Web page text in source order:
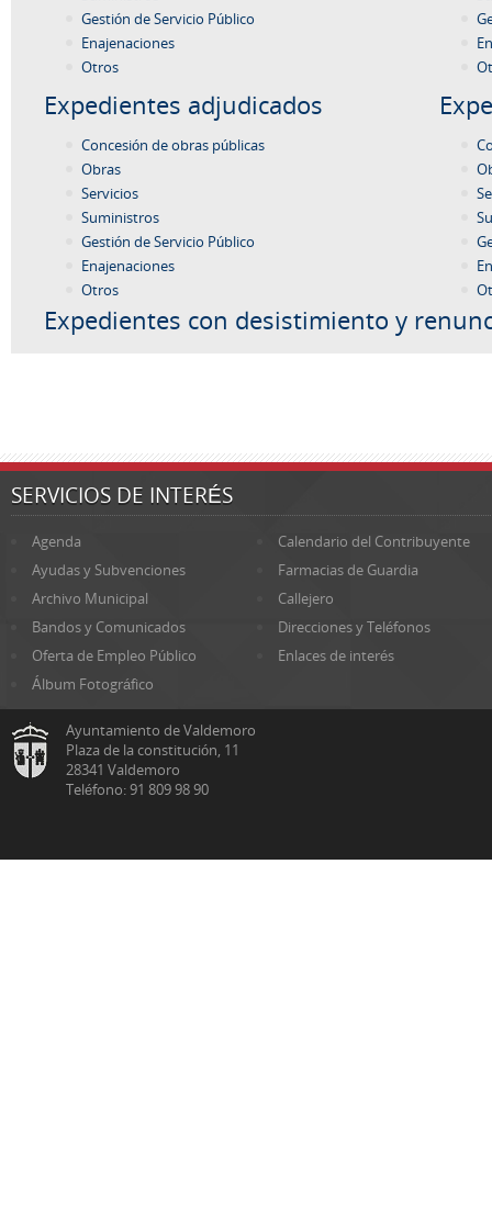
Gestión de Servicio Público
Enajenaciones
Otros
Expedientes adjudicados
Concesión de obras públicas
Obras
Servicios
Suministros
Gestión de Servicio Público
Enajenaciones
Otros
Expedientes con desistimiento y
SERVICIOS DE INTERÉS
Agenda
Calendario del Contribuyente
Ayudas y Subvenciones
Farmacias de Guardia
Archivo Municipal
Callejero
Bandos y Comunicados
Direcciones y Teléfonos
Oferta de Empleo Público
Enlaces de interés
Álbum Fotográfico
Ayuntamiento de Valdemoro
Plaza de la constitución, 11
28341 Valdemoro
Teléfono: 91 809 98 90